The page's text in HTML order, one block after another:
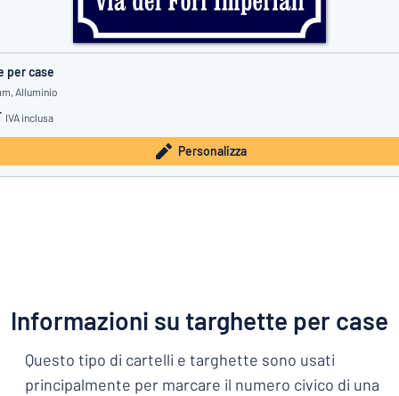
per case
Alluminio
IVA inclusa
Personalizza
Informazioni su targhette per case
Questo tipo di cartelli e targhette sono usati
principalmente per marcare il numero civico di una